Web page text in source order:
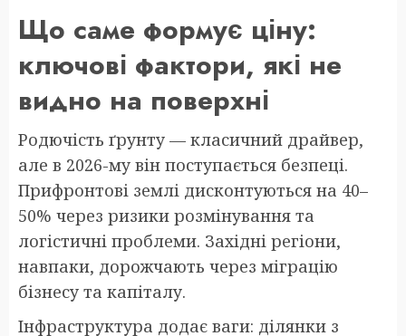
Що саме формує ціну:
ключові фактори, які не
видно на поверхні
Родючість ґрунту — класичний драйвер,
але в 2026-му він поступається безпеці.
Прифронтові землі дисконтуються на 40–
50% через ризики розмінування та
логістичні проблеми. Західні регіони,
навпаки, дорожчають через міграцію
бізнесу та капіталу.
Інфраструктура додає ваги: ділянки з